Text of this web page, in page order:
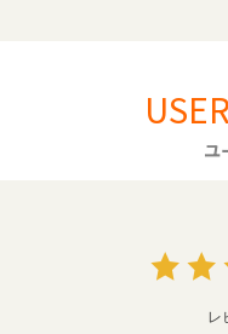
工具不要でシート部分
いポイントです。
ユ
レ